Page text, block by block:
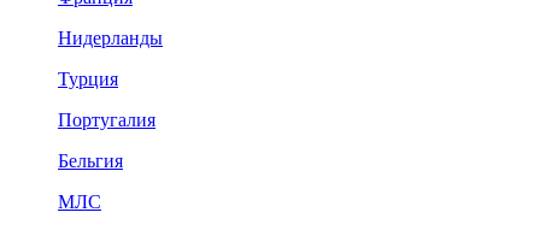
Нидерланды
Турция
Португалия
Бельгия
МЛС